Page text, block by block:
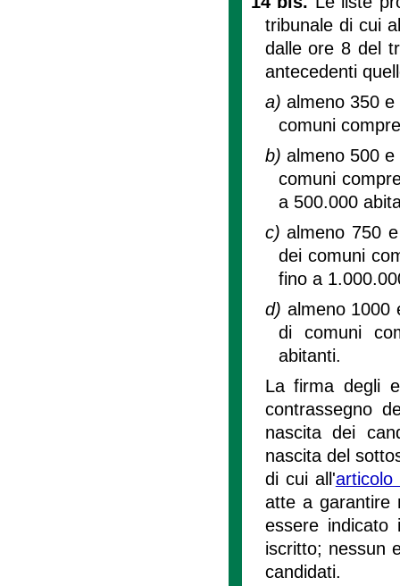
tribunale di cui
dalle ore 8 del
antecedenti
a) almeno 350
comuni
b) almeno 500
comuni
a 500.000
c)almeno 750
dei comuni
fino a
d) almeno 1000
di comuni
abitanti.
La firma degli
contrassegno
nascita dei
nascita del
di cui all'
atte a garantire
essere indicato
iscritto; nessun
candidati.